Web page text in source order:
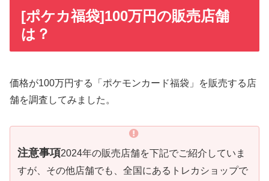
[ポケカ福袋]100万円の販売店舗
は？
価格が100万円する「ポケモンカード福袋」を販売する店
舗を調査してみました。
注意事項2024年の販売店舗を下記でご紹介していま
すが、その他店舗でも、全国にあるトレカショップで